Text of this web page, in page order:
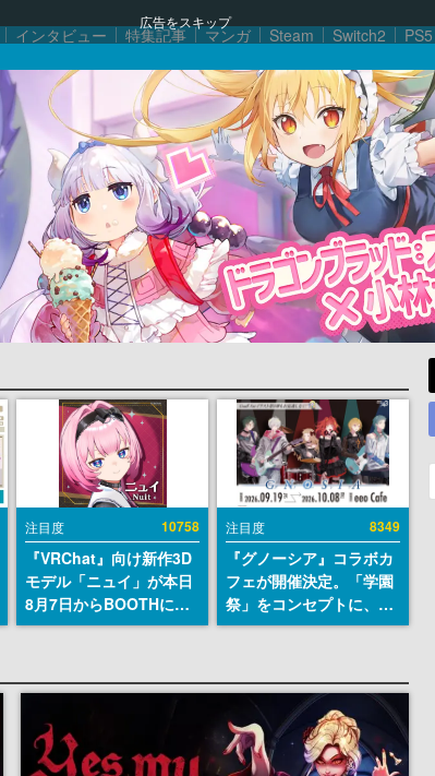
広告をスキップ
インタビュー 特集記事 マンガ Steam Switch2 PS5
注目度 10758
『VRChat』向け新作3D
モデル「ニュイ」が本日
8月7日からBOOTHにて
発売。瞳に光る星や感情
注目度 8349
『グノーシア』コラボカ
フェが開催決定。「学園
祭」をコンセプトに、模
擬店やセツやSQ、ラキオ
ッズが展開